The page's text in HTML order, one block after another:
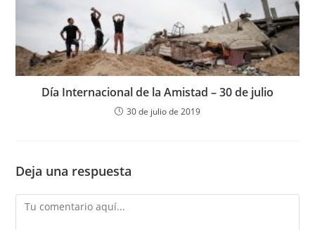
Día Internacional de la Amistad – 30 de julio
30 de julio de 2019
Deja una respuesta